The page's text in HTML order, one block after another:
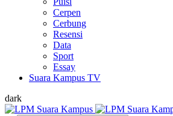
Cerpen
Cerbung
Resensi
Data
Sport
Essay
Suara Kampus TV
dark